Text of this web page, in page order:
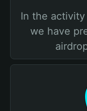
In the
we have